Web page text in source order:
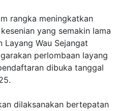
rangka meningkatkan
yang semakin lama
Layang Wau Sejangat
perlombaan layang
dibuka tanggal
dilaksanakan bertepatan